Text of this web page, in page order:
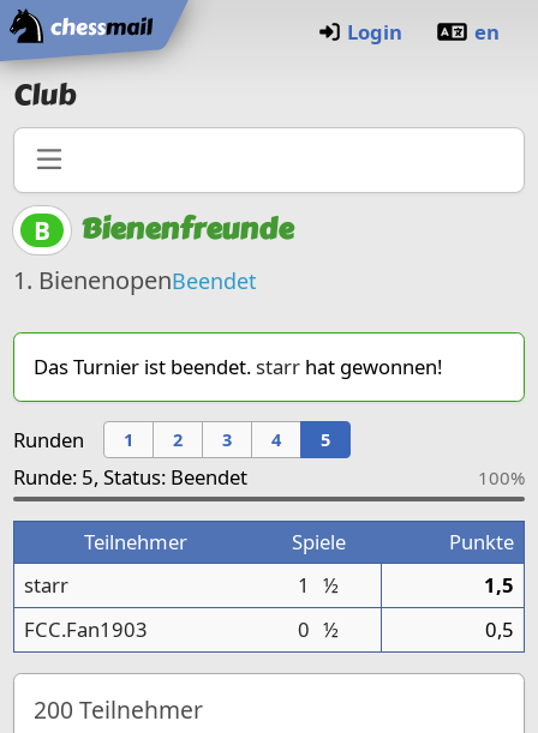
Startseite
Login en
Club
B Bienenfreunde
1. BienenopenBeendet
Das Turnier ist beendet.starrhat gewonnen!
Runden 1 2 3 4 5
Runde: 5, Status: Beendet 100%
Teilnehmer Spiele
Punkte
starr
1 ½
1,5
FCC.Fan1903
0 ½ 0,5
200 Teilnehmer